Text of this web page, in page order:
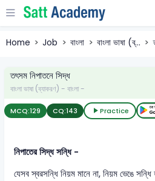
Home Job বাংলা বাংলা ভাষা (ব্...
তৎসম নিপাতনে সিদ্ধ
বাংলা ভাষা (ব্যাকরণ) - বাংলা -
MCQ:129 CQ:143 Practice
নিপাতের সিদ্ধ সন্ধি -
যেসব স্বরসন্ধি নিয়ম মানে না, নিয়ম ভেঙে